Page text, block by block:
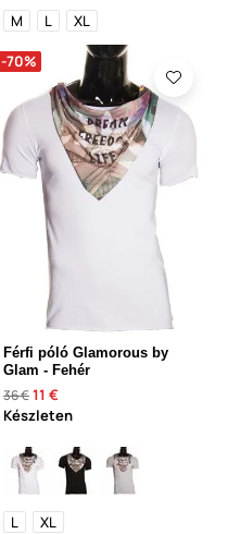
M L XL
-70%
Férfi póló Glamorous by
Glam - Fehér
36 €11 €
Készleten
L XL